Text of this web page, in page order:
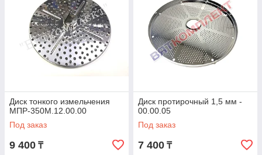
Диск тонкого измельчения
МПР-350М.12.00.00
Под заказ
9 400 ₸
Диск протирочный 1,5 мм -
00.00.05
Под заказ
7 400 ₸